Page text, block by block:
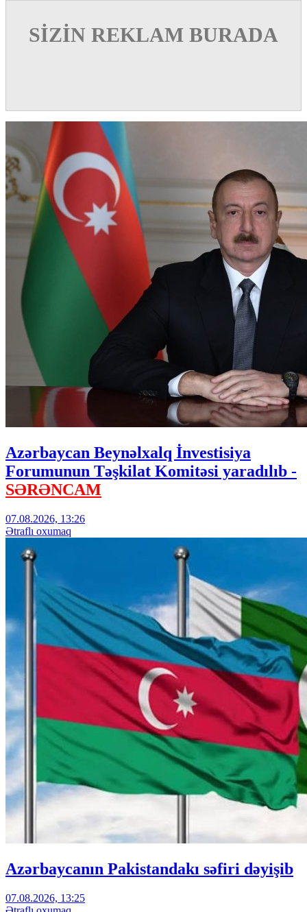
SİZİN REKLAM BURADA
Azərbaycan Beynəlxalq İnvestisiya
Forumunun Təşkilat Komitəsi yaradılıb -
SƏRƏNCAM
07.08.2026, 13:26
Ətraflı oxumaq
Azərbaycanın Pakistandakı səfiri dəyişib
07.08.2026, 13:25